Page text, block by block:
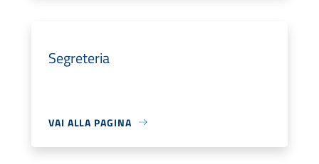
Segreteria
VAI ALLA PAGINA